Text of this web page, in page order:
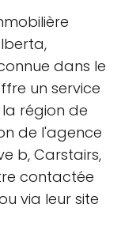
dans le
un service
région de
de l'agence
b, Carstairs,
contactée
via leur site